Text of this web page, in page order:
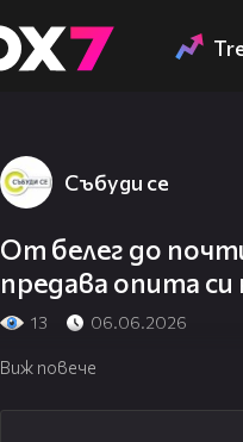
Събуди се
От белег до
предава опита си
13 06.06.2026
Виж повече